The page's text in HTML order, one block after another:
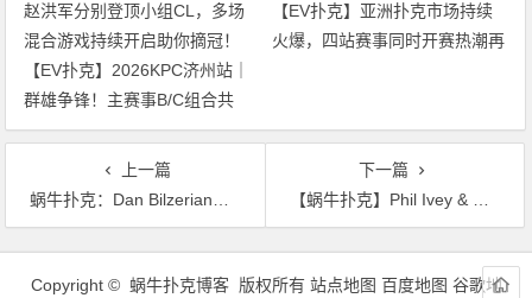
【EV扑克】2026KPC济州站｜
群雄争锋！主赛事B/C组合共
407人次参赛52人晋级，张达森/
赵洪军分别登顶小组CL，多场
混合游戏持续开启助你摘冠！
【EV扑克】亚洲扑克市场持续
火爆，四站赛事同时开赛热潮再
上一篇
蜗牛扑克：Dan Bilzerian称自己是扑克界的LAG牌风先锋人物
下一篇
【蜗牛扑克】Phil Ivey & 百家塔案件最新进展：百家塔成功扣押Ivey的PPC奖金
文
Copyright © 蜗牛扑克博客 版权所有 站点地图 百度地图 谷歌地